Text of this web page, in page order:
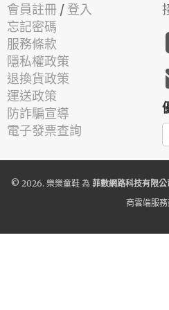
會員註冊 / 登入
忘記密碼
服務條款
隱私權政策
退換貨政策
運送政策
防詐騙宣導
電子發票查詢
© 2026. 樂樂童鞋為 菲數網路科技有限
商雲端服務